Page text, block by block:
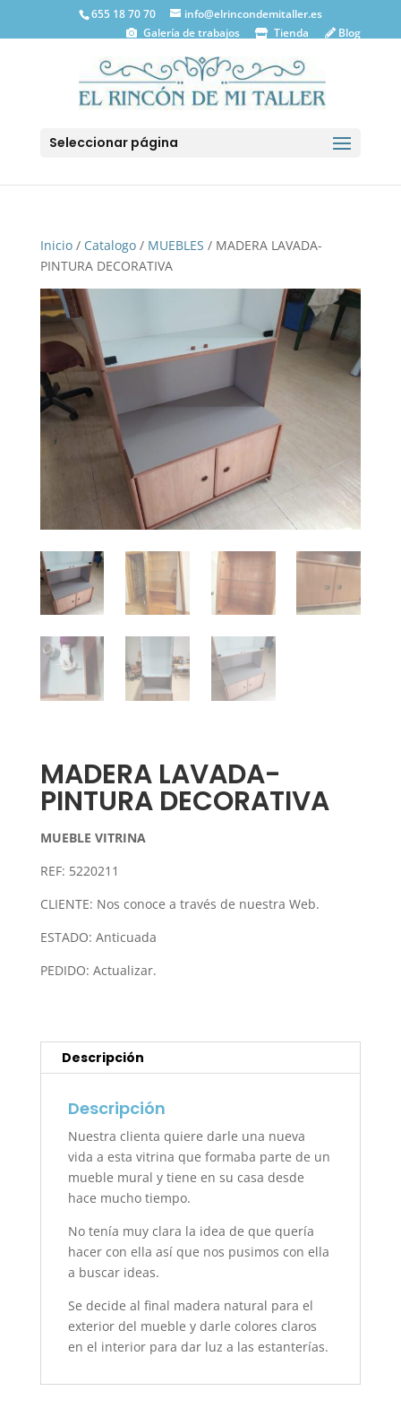
655 18 70 70
info@elrincondemitaller.es
Galería de trabajos
Tienda Blog
Seleccionar página
Inicio/ Catalogo/ MUEBLES / MADERA LAVADA-
PINTURA DECORATIVA
MADERA LAVADA-
PINTURA DECORATIVA
MUEBLE VITRINA
REF: 5220211
CLIENTE: Nos conoce a través de nuestra Web.
ESTADO: Anticuada
PEDIDO: Actualizar.
Descripción
Descripción
Nuestra clienta quiere darle una nueva
vida a esta vitrina que formaba parte de un
mueble mural y tiene en su casa desde
hace mucho tiempo.
No tenía muy clara la idea de que quería
hacer con ella así que nos pusimos con ella
a buscar ideas.
Se decide al final madera natural para el
exterior del mueble y darle colores claros
en el interior para dar luz a las estanterías.